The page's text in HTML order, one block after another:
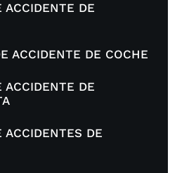
ACCIDENTE DE
ACCIDENTE DE COCHE
ACCIDENTE DE
ACCIDENTES DE